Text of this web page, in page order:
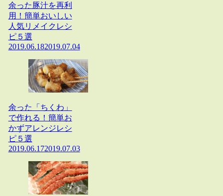
余った豚汁を再利
用！簡単おいしい
人気リメイクレシ
ピ５選
2019.06.182019.07.04
余った「ちくわ」
で作れる！簡単お
かずアレンジレシ
ピ５選
2019.06.172019.07.03